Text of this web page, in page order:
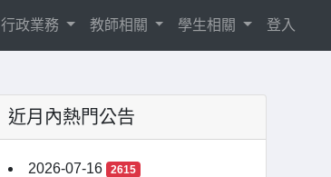
行政業務 教師相關 學生相關 登入
近月內熱門公告
2026-07-16 2615